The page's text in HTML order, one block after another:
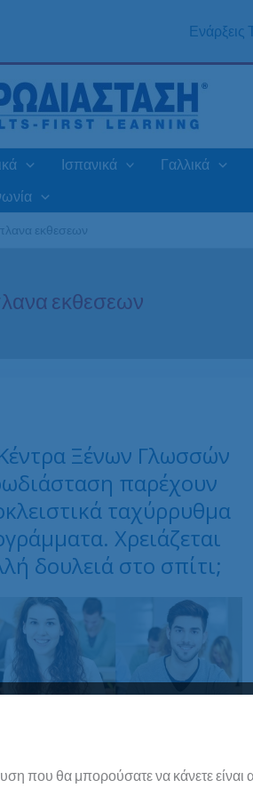
Ενάρξεις
Ισπανικά Γαλλικά
εκθεσεων
εκθεσεων
Ξένων Γλωσσών
παρέχουν
ταχύρρυθμα
Χρειάζεται
δουλειά στο σπίτι;
που θα μπορούσατε να κάνετε είναι